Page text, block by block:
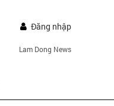
Đăng nhập
Lam Dong News